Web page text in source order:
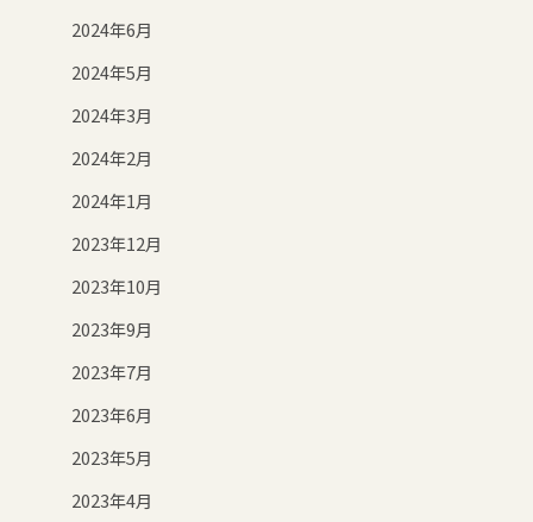
2024年6月
2024年5月
2024年3月
2024年2月
2024年1月
2023年12月
2023年10月
2023年9月
2023年7月
2023年6月
2023年5月
2023年4月